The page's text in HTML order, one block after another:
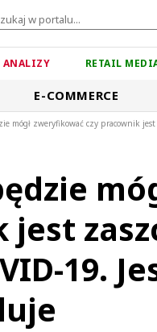
ANALIZY RETAIL
E-COMMERCE
mógł zweryfikować czy pracownik
jest
19.